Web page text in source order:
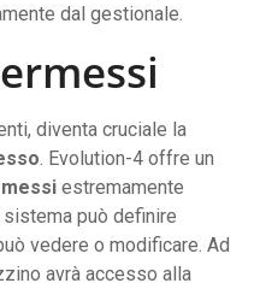
dal gestionale.
diventa cruciale la
. Evolution-4 offre un
estremamente
può definire
vedere o modificare. Ad
avrà accesso alla